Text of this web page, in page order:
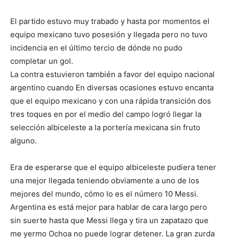
El partido estuvo muy trabado y hasta por momentos el
equipo mexicano tuvo posesión y llegada pero no tuvo
incidencia en el último tercio de dónde no pudo
completar un gol.
La contra estuvieron también a favor del equipo nacional
argentino cuando En diversas ocasiones estuvo encanta
que el equipo mexicano y con una rápida transición dos
tres toques en por el medio del campo logró llegar la
selección albiceleste a la portería mexicana sin fruto
alguno.
Era de esperarse que el equipo albiceleste pudiera tener
una mejor llegada teniendo obviamente a uno de los
mejores del mundo, cómo lo es el número 10 Messi.
Argentina es está mejor para hablar de cara largo pero
sin suerte hasta que Messi llega y tira un zapatazo que
me yermo Ochoa no puede lograr detener. La gran zurda